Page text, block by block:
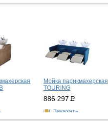
Мойка парикмахерская
TOURING
886 297 Р
Заказать